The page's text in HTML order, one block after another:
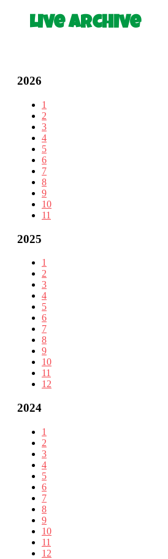
Live Archive
2026
1
2
3
4
5
6
7
8
9
10
11
2025
1
2
3
4
5
6
7
8
9
10
11
12
2024
1
2
3
4
5
6
7
8
9
10
11
12